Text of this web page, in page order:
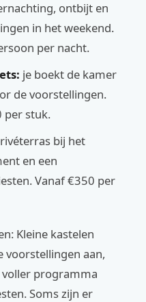
ontbijt en
in het weekend.
per nacht.
je boekt de kamer
de voorstellingen.
per stuk.
bij het
en een
Vanaf €350 per
Kleine kastelen
voorstellingen aan,
programma
Soms zijn er